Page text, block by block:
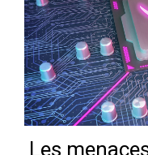
Les